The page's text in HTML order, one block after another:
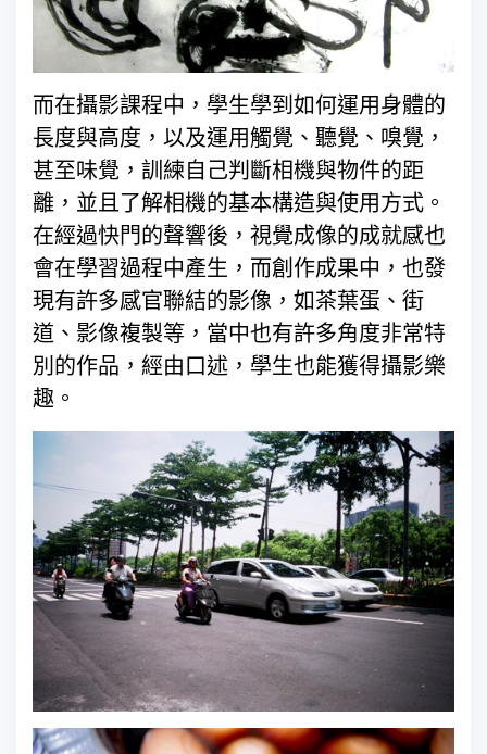
而在攝影課程中，學生學到如何運用身體的
長度與高度，以及運用觸覺、聽覺、嗅覺，
甚至味覺，訓練自己判斷相機與物件的距
離，並且了解相機的基本構造與使用方式。
在經過快門的聲響後，視覺成像的成就感也
會在學習過程中產生，而創作成果中，也發
現有許多感官聯結的影像，如茶葉蛋、街
道、影像複製等，當中也有許多角度非常特
別的作品，經由口述，學生也能獲得攝影樂
趣。